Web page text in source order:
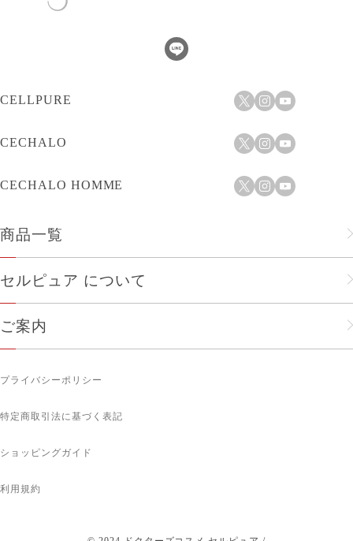
CELLPURE
CECHALO
CECHALO HOMME
商品一覧
フェイスケア
人気商品
セルピュア について
セルピュアのこだわり
企業理念
ご案内
プライバシーポリシー
特定商取引法に基づく表記
ショッピングガイド
利用規約